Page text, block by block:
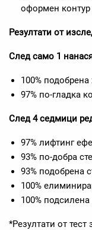
оформен контур
Резултати от
След само 1
100%
97% по-гладка
След 4 седмици
97% лифтинг
93% по-добра
93% подобрена
100%
100%
*Резултати от